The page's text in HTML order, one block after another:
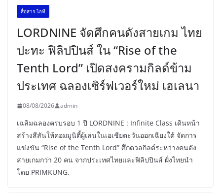
สื่อสาร-ไอที
LORDNINE จัดศึกคนดังสายเกม ไทย
ปะทะ ฟิลิปปินส์ ใน “Rise of the
Tenth Lord” เปิดสงครามกิลด์ข้าม
ประเทศ ฉลองเซิร์ฟเวอร์ใหม่ เฮเลนา
08/08/2026 admin
เฉลิมฉลองครบรอบ 1 ปี LORDNINE : Infinite Class เดินหน้า
สร้างสีสันให้คอมมูนิตี้ผู้เล่นในเอเชียตะวันออกเฉียงใต้ จัดการ
แข่งขัน “Rise of the Tenth Lord” ศึกดวลกิลด์ระหว่างคนดัง
สายเกมกว่า 20 คน จากประเทศไทยและฟิลิปปินส์ ฝั่งไทยนำ
โดย PRIMKUNG,